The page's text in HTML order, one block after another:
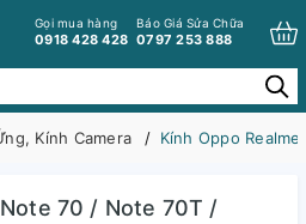
Gọi mua hàng
0918 428 428
Báo Giá Sửa Chữa
0797 253 888
Kính Camera Kính Oppo
70 / Note 70T /